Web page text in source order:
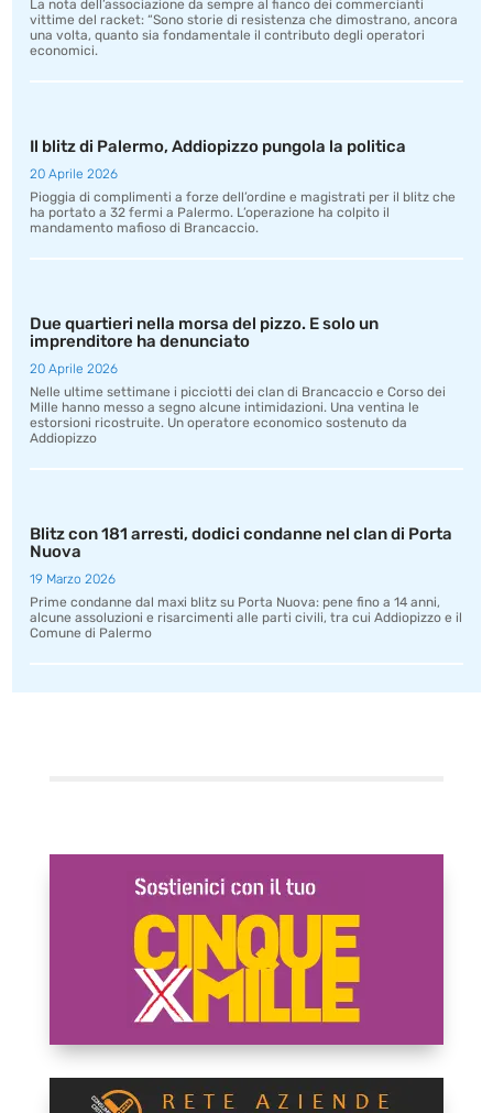
La nota dell’associazione da sempre al fianco dei commercianti
vittime del racket: “Sono storie di resistenza che dimostrano, ancora
una volta, quanto sia fondamentale il contributo degli operatori
economici.
Il blitz di Palermo, Addiopizzo pungola la politica
20 Aprile 2026
Pioggia di complimenti a forze dell’ordine e magistrati per il blitz che
ha portato a 32 fermi a Palermo. L’operazione ha colpito il
mandamento mafioso di Brancaccio.
Due quartieri nella morsa del pizzo. E solo un
imprenditore ha denunciato
20 Aprile 2026
Nelle ultime settimane i picciotti dei clan di Brancaccio e Corso dei
Mille hanno messo a segno alcune intimidazioni. Una ventina le
estorsioni ricostruite. Un operatore economico sostenuto da
Addiopizzo
Blitz con 181 arresti, dodici condanne nel clan di Porta
Nuova
19 Marzo 2026
Prime condanne dal maxi blitz su Porta Nuova: pene fino a 14 anni,
alcune assoluzioni e risarcimenti alle parti civili, tra cui Addiopizzo e il
Comune di Palermo